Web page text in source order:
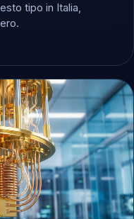
tipo in Italia,